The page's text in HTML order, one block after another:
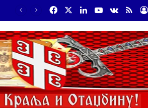
FacebookLinkedInYouTube
vk.com
RSS